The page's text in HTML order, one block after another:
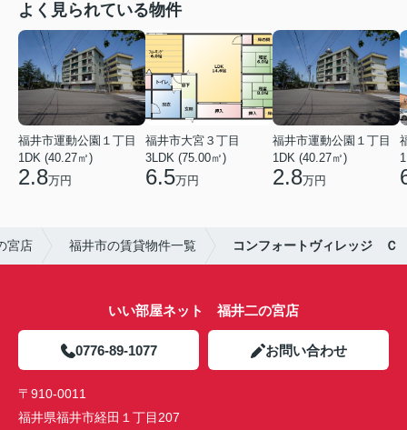
よく見られている物件
福井市運動公園１丁目
1DK (40.27㎡)
2.8万円
福井市大宮３丁目
3LDK (75.00㎡)
6.5万円
福井市運動公園１丁目
1DK (40.27㎡)
2.8万円
宮店 福井市の賃貸物件一覧 コンフォートヴィレッジ Ｃ
いい部屋ネット 福井二の宮店
0776-89-1077 お問い合わせ
〒910-0011
福井県福井市経田１丁目207